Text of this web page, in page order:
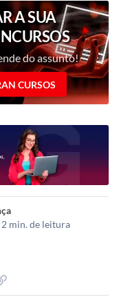
A SUA
do assunto!
CURSOS
2 min. de leitura